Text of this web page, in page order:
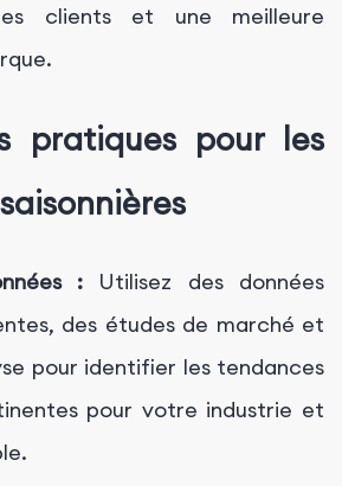
clients et une meilleure
pratiques pour les
: Utilisez des données
des études de marché et
pour identifier les tendances
pour votre industrie et